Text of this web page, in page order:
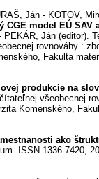
Ján - KOTOV,
CGE model EÚ SAV
Ján (editor).
rovnováhy :
Fakulta
produkcie na
všeobecnej
Komenského,
ako
ISSN 1336-7420,